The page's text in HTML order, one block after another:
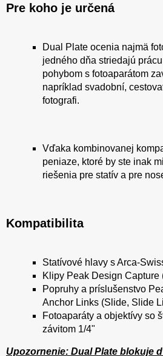
Pre koho je určená
Dual Plate ocenia najmä
jedného dňa striedajú
pohybom s fotoaparátom
napríklad svadobní,
fotografi.
Vďaka kombinovanej
peniaze, ktoré by ste inak
riešenia pre statív a pre
Kompatibilita
Statívové hlavy s Arca-
Klipy Peak Design Capture
Popruhy a príslušenstvo
Anchor Links (Slide, Slide
Fotoaparáty a objektívy so
závitom 1/4"
Upozornenie: Dual Plate blokuje